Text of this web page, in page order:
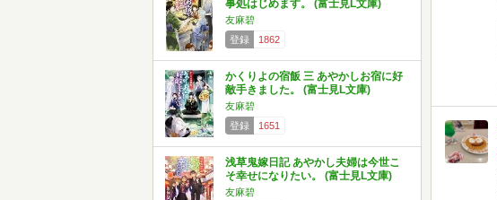
事処はじめます。 (富士見L文庫)
友麻碧
登録
1862
かくりよの宿飯 三 あやかしお宿に好
敵手きました。 (富士見L文庫)
友麻碧
登録
1651
浅草鬼嫁日記 あやかし夫婦は今世こ
そ幸せになりたい。 (富士見L文庫)
友麻碧